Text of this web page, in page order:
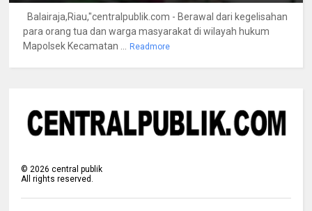
Balairaja,Riau,"centralpublik.com - Berawal dari kegelisahan
para orang tua dan warga masyarakat di wilayah hukum
Mapolsek Kecamatan ...
Readmore
©2026 central publik
All rights reserved.